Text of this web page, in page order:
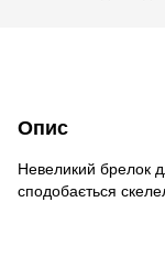
Опис
Невеликий брелок
сподобається